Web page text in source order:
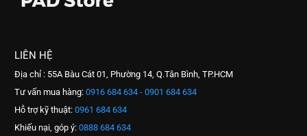
LIÊN HỆ
Địa chỉ : 55A Bàu Cát 01, Phường 14, Q.Tân Bình, TP.HCM
Tư vấn mua hàng: 0916 684 634 - 0901 684 634
Hỗ trợ kỹ thuật: 0961 684 634
Khiếu nại, góp ý: 0888 684 634